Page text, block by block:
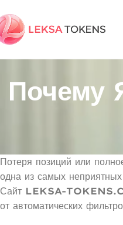
Почему
Потеря позиций или
одна из самых
Сайт LEKSA-
от автоматических